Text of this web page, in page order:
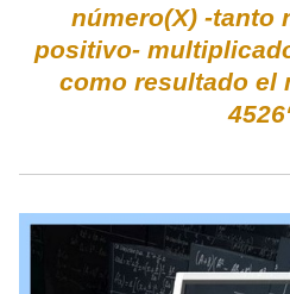
número(X) -tanto
positivo-
como resultado el